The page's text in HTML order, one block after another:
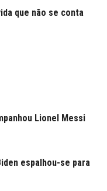
que não se conta
Lionel Messi
espalhou-se para